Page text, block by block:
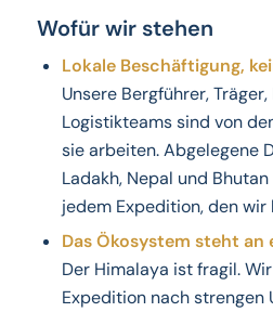
Wofür wir stehen
Lokale Beschäftigung,
Unsere Bergführer,
Logistikteams sind von
sie arbeiten. Abgelegene
Ladakh, Nepal und
jedem Expedition, den wir
Das Ökosystem steht an
Der Himalaya ist fragil.
Expedition nach strengen